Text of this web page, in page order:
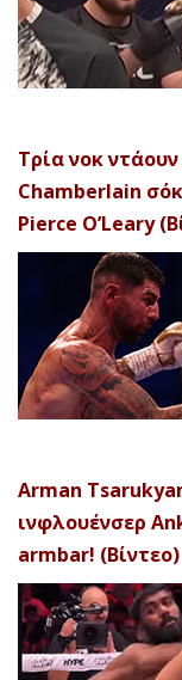
Τρία νοκ
Chamberlain
Pierce O’Leary
Arman
ινφλουένσερ
armbar! (Βίντεο)